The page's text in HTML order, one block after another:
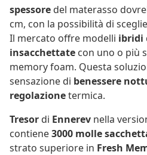
spessore del materasso
cm, con la possibilità di
Il mercato offre modelli ibridi
insacchettate con uno o più
memory foam. Questa
sensazione di benessere
regolazionetermica.
Tresor di Ennerev nella
contiene3000 molle
strato superiore in Fresh